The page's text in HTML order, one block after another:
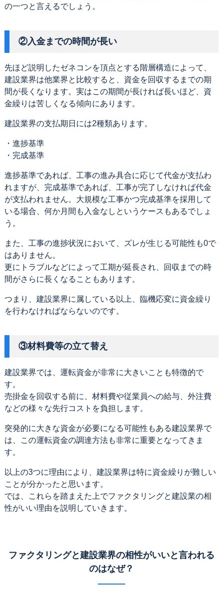
の一つと言えるでしょう。
②入金までの時間が長い
先ほど説明したゼネコンを頂点とする階層構造によって、
建設業界は他業界と比較すると、資金を回収するまでの期
間が長くなります。実はこの期間が長ければ長いほど、資
金繰りは苦しくなる傾向にあります。
建設業界の支払期日には2種類あります。
・進捗基準
・完成基準
進捗基準であれば、工事の進み具合に応じて代金が支払わ
れますが、完成基準であれば、工事が完了しなければ代金
が支払われません。大規模な工事かつ完成基準を採用して
いる場合、何か月間も入金なしというケースもあるでしょ
う。
また、工事の進捗状況において、ズレが生じる可能性も0で
はありません。
更にトラブルなどによって工期が延長され、回収までの時
間がさらに長くなることもあります。
つまり、建設業界に属している以上、臨機応変に資金繰り
を行わなければならないのです。
③材料費等の立て替え
建設業界では、運転資金が非常に大きいことも特徴的で
す。
売掛金を回収する前に、材料費や従業員への給与、外注費
などの様々な先行コストを負担します。
突発的に大きな資金が必要になる可能性もある建設業界で
は、この運転資金の調達方法も非常に重要となってきま
す。
以上の3つに理由により、建設業界は特に資金繰りが難しい
ことが分かったと思います。
では、これらを踏まえた上でファクタリングと建設業の相
性がいい理由を説明していきます。
ファクタリングと建設業界の相性がいいと言われる
のはなぜ？